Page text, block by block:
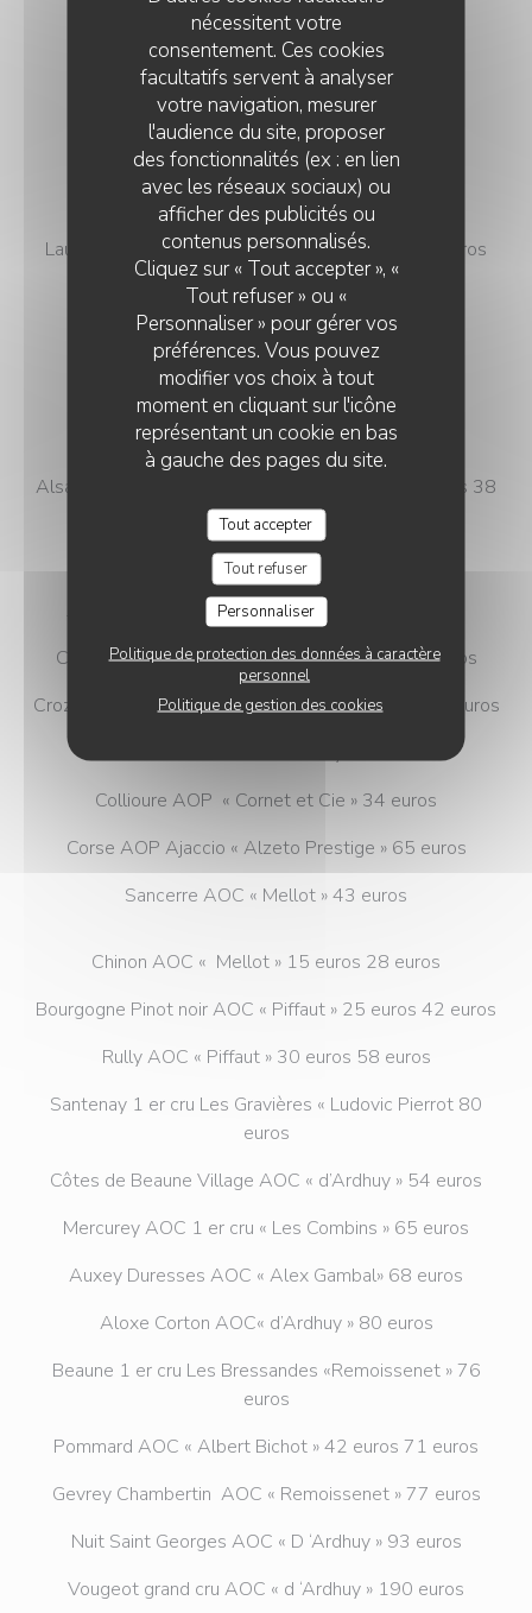
nécessitent votre
consentement. Ces cookies
facultatifs servent à analyser
votre navigation, mesurer
l'audience du site, proposer
des fonctionnalités (ex : en lien
avec les réseaux sociaux) ou
afficher des publicités ou
contenus personnalisés.
Cliquez sur « Tout accepter », «
Tout refuser » ou «
Personnaliser » pour gérer vos
préférences. Vous pouvez
modifier vos choix à tout
moment en cliquant sur l'icône
représentant un cookie en bas
à gauche des pages du site.
Tout accepter
Tout refuser
Personnaliser
Politique de protection des données à caractère
personnel
Politique de gestion des cookies
Roederer Brut 90 euros
Roederer Vintage 115 euros
Roederer Blanc de blancs 135 euros
Roederer Cristal millésimé 250 euros
Laurent Perrier Brut 85 euros
Laurent Perrier Blanc de blancs brut nature 150 euros
Laurent Perrier Grand Siècle 235 euros
Lallier Brut 75 euros
Lallier Blanc de blancs 95 euros
Les vins rouges : ½ bouteille bouteille
Alsace AOC Pinot noir « Gustave Lorentz » 21 euros 38
euros
Moulin à vent AOP « Boischampt » 35 euros
Jura AOP Trousseau« Rolet » 24 euros 42 euros
Côtes du Rhône AOC« Jean Louis Chave » 27 euros
Crozes Hermitage AOC « Reynaud » 28 euros 41 euros
Collioure AOP « Cornet et Cie » 34 euros
Corse AOP Ajaccio « Alzeto Prestige » 65 euros
Sancerre AOC « Mellot » 43 euros
Chinon AOC « Mellot » 15 euros 28 euros
Bourgogne Pinot noir AOC « Piffaut » 25 euros 42 euros
Rully AOC « Piffaut » 30 euros 58 euros
Santenay 1 er cru Les Gravières « Ludovic Pierrot 80
euros
Côtes de Beaune Village AOC « d’Ardhuy » 54 euros
Mercurey AOC 1 er cru « Les Combins » 65 euros
Auxey Duresses AOC « Alex Gambal» 68 euros
Aloxe Corton AOC« d’Ardhuy » 80 euros
Beaune 1 er cru Les Bressandes «Remoissenet » 76
euros
Pommard AOC « Albert Bichot » 42 euros 71 euros
Gevrey Chambertin AOC « Remoissenet » 77 euros
Nuit Saint Georges AOC « D ‘Ardhuy » 93 euros
Vougeot grand cru AOC « d ‘Ardhuy » 190 euros
L'IODE